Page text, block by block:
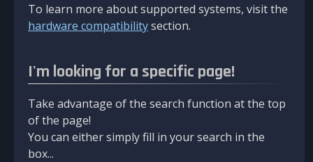
To learn more about supported systems, visit the
hardware compatibilitysection.
I'm looking for a specific page!
Take advantage of the search function at the top
of the page!
You can either simply fill in your search in the
box...